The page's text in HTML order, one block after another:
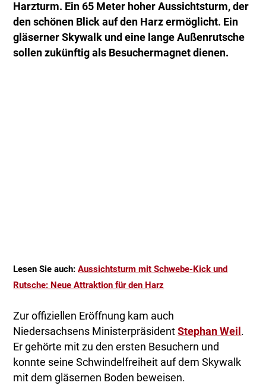
Harzturm. Ein 65 Meter hoher Aussichtsturm, der
den schönen Blick auf den Harz ermöglicht. Ein
gläserner Skywalk und eine lange Außenrutsche
sollen zukünftig als Besuchermagnet dienen.
Lesen Sie auch:Aussichtsturm mit Schwebe-Kick und
Rutsche: Neue Attraktion für den Harz
Zur offiziellen Eröffnung kam auch
Niedersachsens MinisterpräsidentStephan Weil .
Er gehörte mit zu den ersten Besuchern und
konnte seine Schwindelfreiheit auf dem Skywalk
mit dem gläsernen Boden beweisen.